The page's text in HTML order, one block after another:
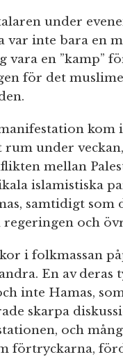
under
var inte bara en
vara en ”kamp”
för det
kom
rum under
mellan
islamistiska
samtidigt
regeringen och
i folkmassan
En av deras
inte Hamas,
skarpa
och
förtryckarna,